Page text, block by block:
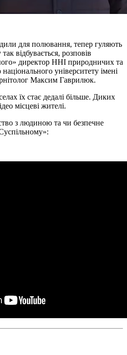
для полювання, тепер гуляють
відбувається, розповів
директор ННІ природничих та
університету імені
Максим Гаврилюк.
їх стає дедалі більше. Диких
місцеві жителі.
з людиною та чи безпечне